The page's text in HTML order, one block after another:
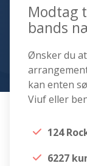
Modtag
bands
Ønsker du
kan enten
Viuf eller
124
6227